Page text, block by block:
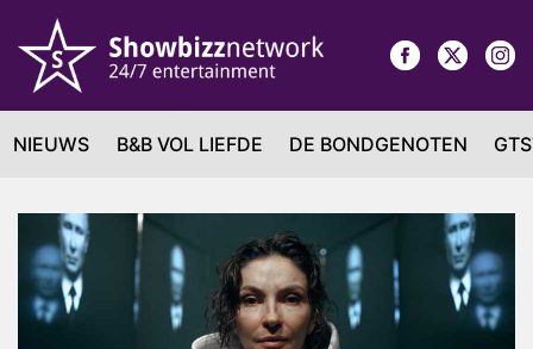
NIEUWS B&B VOL LIEFDE DE BONDGENOTEN